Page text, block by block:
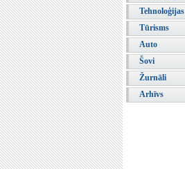
Tehnoloģijas
Tūrisms
Auto
Šovi
Žurnāli
Arhīvs